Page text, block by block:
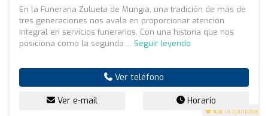
4.8 (4 opiniones)
En la Funeraria Zulueta de Mungia, una tradición de más de
tres generaciones nos avala en proporcionar atención
integral en servicios funerarios. Con una historia que nos
posiciona como la segunda ... Seguir leyendo
Ver teléfono
Ver e-mail Horario